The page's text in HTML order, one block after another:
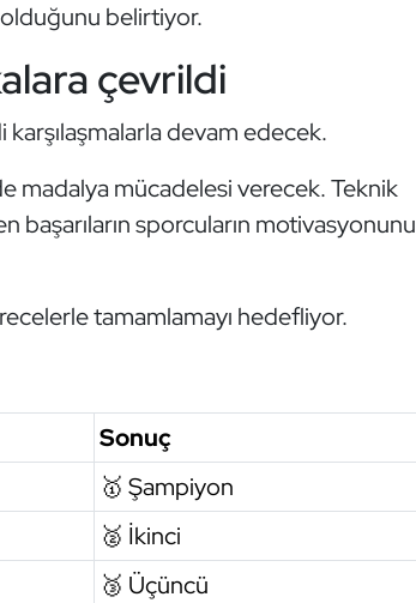
belirtiyor.
çevrildi
karşılaşmalarla devam edecek.
madalya mücadelesi verecek. Teknik
başarıların sporcuların motivasyonunu
tamamlamayı hedefliyor.
Sonuç
🥇 Şampiyon
🥈 İkinci
🥉 Üçüncü